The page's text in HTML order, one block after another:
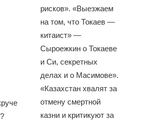
рисков». «Выезжаем
на том, что Токаев —
китаист» —
Сыроежкин о Токаеве
и Си, секретных
делах и о Масимове».
«Казахстан хвалят за
отмену смертной
казни и критикуют за